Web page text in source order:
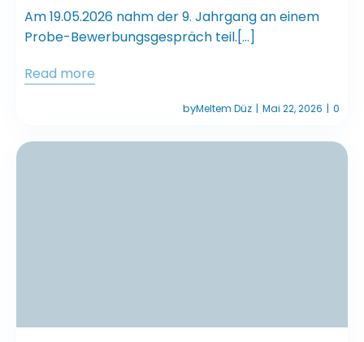
Am 19.05.2026 nahm der 9. Jahrgang an einem
Probe-Bewerbungsgespräch teil.[…]
Read more
byMeltem Düz | Mai 22, 2026 | 0